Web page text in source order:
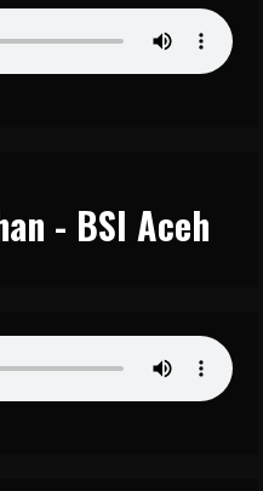
- BSI Aceh